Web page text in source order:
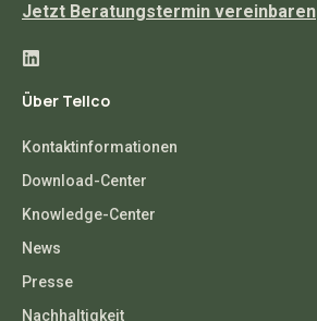
Jetzt Beratungstermin vereinbaren
Über Tellco
Kontaktinformationen
Download-Center
Knowledge-Center
News
Presse
Nachhaltigkeit